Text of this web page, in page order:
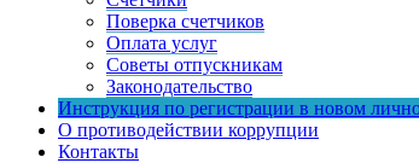
Поверка счетчиков
Оплата услуг
Советы отпускникам
Законодательство
Инструкция по регистрации в новом
О противодействии коррупции
Контакты